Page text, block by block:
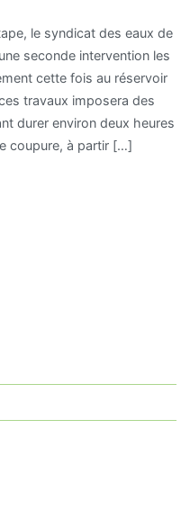
le syndicat des eaux de
seconde intervention les
cette fois au réservoir
travaux imposera des
durer environ deux heures
coupure, à partir […]